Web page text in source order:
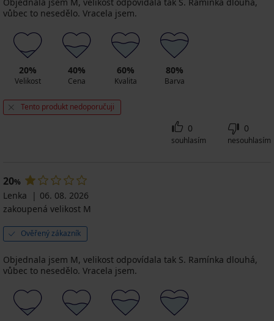
Objednala jsem M, velikost odpovídala tak S. Ramínka dlouhá,
vůbec to nesedělo. Vracela jsem.
20%
Velikost
40%
Cena
60%
Kvalita
80%
Barva
Tento produkt nedoporučuji
0
souhlasím
0
nesouhlasím
20%
Lenka
06. 08. 2026
zakoupená velikost M
Ověřený zákazník
Objednala jsem M, velikost odpovídala tak S. Ramínka dlouhá,
vůbec to nesedělo. Vracela jsem.